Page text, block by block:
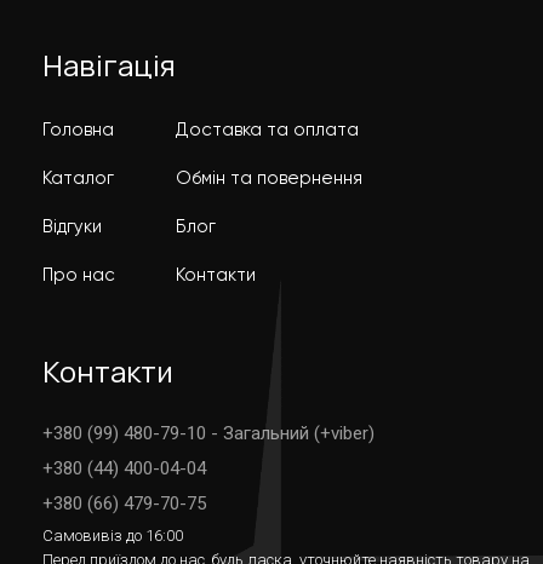
Навігація
Головна
Каталог
Відгуки
Про нас
Доставка та оплата
Обмін та повернення
Блог
Контакти
Контакти
+380 (99) 480-79-10 - Загальний (+viber)
+380 (44) 400-04-04
+380 (66) 479-70-75
Самовивіз до 16:00
Перед приїздом до нас, будь ласка, уточнюйте наявність товару на